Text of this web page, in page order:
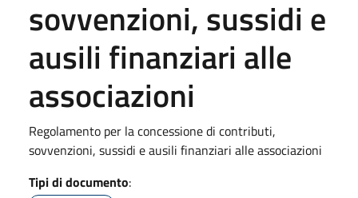
sovvenzioni, sussidi e
ausili finanziari alle
associazioni
Regolamento per la concessione di contributi,
sovvenzioni, sussidi e ausili finanziari alle associazioni
Tipi di documento: